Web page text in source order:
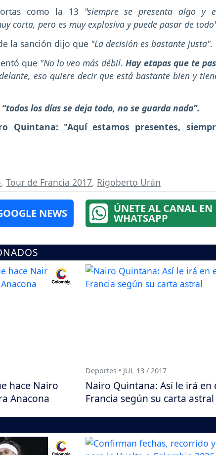
como la 13
"siempre se presenta algo y
corta, pero es muy explosiva y puede pasar de
la sanción dijo que "La decisión es bastante justa".
que "No lo veo más débil.Hay etapas que te
eso quiere decir que está bastante bien y
“todos los días se deja todo, no se guarda nada”.
Quintana: "Aquí estamos presentes,
, Tour de Francia 2017, Rigoberto Urán
NEWS ÚNETE AL CANAL EN
WHATSAPP
hace Nairo
Anacona
Deportes • JUL 13 / 2017
Nairo Quintana: Así le irá en
Francia según su carta astral